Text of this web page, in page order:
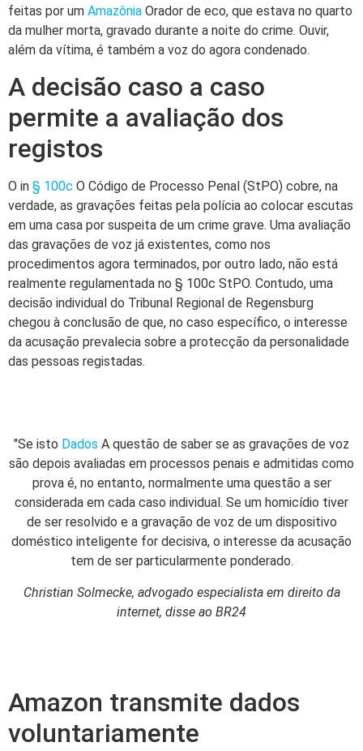
feitas por um Amazônia Orador de eco, que estava no quarto
da mulher morta, gravado durante a noite do crime. Ouvir,
além da vítima, é também a voz do agora condenado.
A decisão caso a caso
permite a avaliação dos
registos
O in § 100c O Código de Processo Penal (StPO) cobre, na
verdade, as gravações feitas pela polícia ao colocar escutas
em uma casa por suspeita de um crime grave. Uma avaliação
das gravações de voz já existentes, como nos
procedimentos agora terminados, por outro lado, não está
realmente regulamentada no § 100c StPO. Contudo, uma
decisão individual do Tribunal Regional de Regensburg
chegou à conclusão de que, no caso específico, o interesse
da acusação prevalecia sobre a protecção da personalidade
das pessoas registadas.
"Se isto Dados A questão de saber se as gravações de voz
são depois avaliadas em processos penais e admitidas como
prova é, no entanto, normalmente uma questão a ser
considerada em cada caso individual. Se um homicídio tiver
de ser resolvido e a gravação de voz de um dispositivo
doméstico inteligente for decisiva, o interesse da acusação
tem de ser particularmente ponderado.
Christian Solmecke, advogado especialista em direito da
internet, disse ao BR24
Amazon transmite dados
voluntariamente